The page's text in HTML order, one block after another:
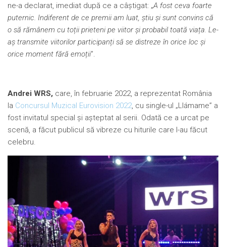
ne-a declarat, imediat după ce a câștigat: „A fost ceva foarte
puternic. Indiferent de ce premii am luat, știu și sunt convins că
o să rămânem cu toții prieteni pe viitor și probabil toată viața. Le-
aș transmite viitorilor participanți să se distreze în orice loc și
orice moment fără emoții”.
Andrei WRS, care, în februarie 2022, a reprezentat România
la Concursul Muzical Eurovision 2022 , cu single-ul „Llámame” a
fost invitatul special și așteptat al serii. Odată ce a urcat pe
scenă, a făcut publicul să vibreze cu hiturile care l-au făcut
celebru.